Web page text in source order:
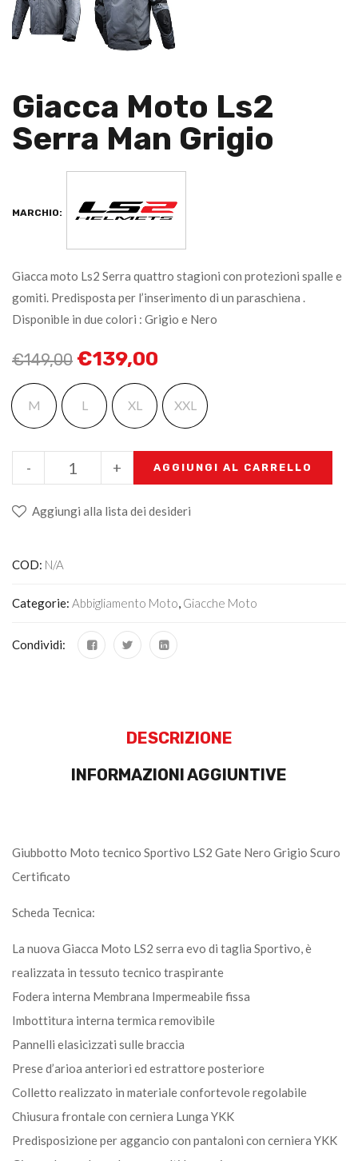
Giacca Moto Ls2
Serra Man Grigio
MARCHIO:
Giacca moto Ls2 Serra quattro stagioni con protezioni spalle e
gomiti. Predisposta per l’inserimento di un paraschiena .
Disponible in due colori : Grigio e Nero
€149,00 €139,00
M L XL XXL
+
- AGGIUNGI AL CARRELLO
Aggiungi alla lista dei desideri
COD: N/A
Categorie: Abbigliamento Moto, Giacche Moto
Condividi:
DESCRIZIONE
INFORMAZIONI AGGIUNTIVE
Giubbotto Moto tecnico Sportivo LS2 Gate Nero Grigio Scuro
Certificato
Scheda Tecnica:
La nuova Giacca Moto LS2 serra evo di taglia Sportivo, è
realizzata in tessuto tecnico traspirante
Fodera interna Membrana Impermeabile fissa
Imbottitura interna termica removibile
Pannelli elasicizzati sulle braccia
Prese d’arioa anteriori ed estrattore posteriore
Colletto realizzato in materiale confortevole regolabile
Chiusura frontale con cerniera Lunga YKK
Predisposizione per aggancio con pantaloni con cerniera YKK